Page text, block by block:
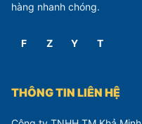
hàng nhanh chóng.
F Z Y T
THÔNG TIN LIÊN HỆ